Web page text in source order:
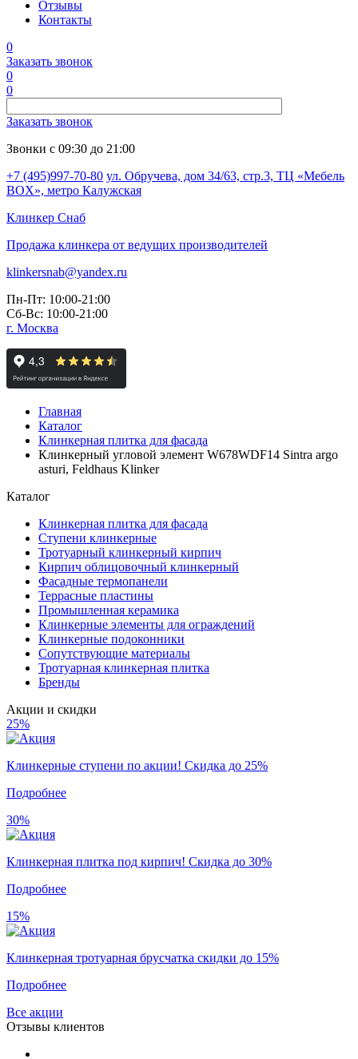
Отзывы
Контакты
0
Заказать звонок
0
0
Заказать звонок
Звонки с 09:30 до 21:00
+7 (495)997-70-80 ул. Обручева, дом 34/63, стр.3, ТЦ «Мебель
BOX», метро Калужская
Клинкер Снаб
Продажа клинкера от ведущих производителей
klinkersnab@yandex.ru
Пн-Пт: 10:00-21:00
Сб-Вс: 10:00-21:00
г. Москва
Главная
Каталог
Клинкерная плитка для фасада
Клинкерный угловой элемент W678WDF14 Sintra argo
asturi, Feldhaus Klinker
Каталог
Клинкерная плитка для фасада
Ступени клинкерные
Тротуарный клинкерный кирпич
Кирпич облицовочный клинкерный
Фасадные термопанели
Террасные пластины
Промышленная керамика
Клинкерные элементы для ограждений
Клинкерные подоконники
Сопутствующие материалы
Тротуарная клинкерная плитка
Бренды
Акции и скидки
25%
Клинкерные ступени по акции! Скидка до 25%
Подробнее
30%
Клинкерная плитка под кирпич! Скидка до 30%
Подробнее
15%
Клинкерная тротуарная брусчатка скидки до 15%
Подробнее
Все акции
Отзывы клиентов